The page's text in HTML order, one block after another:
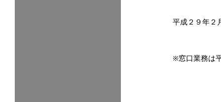
平成２９年２
※窓口業務は